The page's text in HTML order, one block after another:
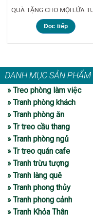
QUÀ TẶNG CHO MỌI LỨA
Đọc tiếp
DANH MỤC SẢN PHẨM
» Treo phòng làm việc
» Tranh phòng khách
» Tranh phòng ăn
» Tr treo cầu thang
» Tranh phòng ngủ
» Tr treo quán cafe
» Tranh trừu tượng
» Tranh làng quê
» Tranh phong thủy
» Tranh phong cảnh
» Tranh Khỏa Thân